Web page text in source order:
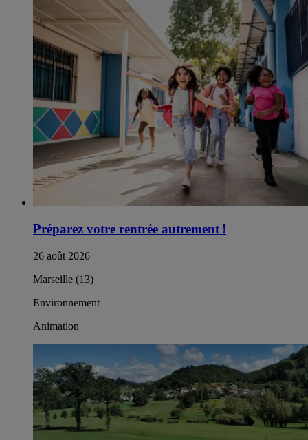
Préparez votre rentrée autrement !​
26 août 2026
Marseille (13)
Environnement
Animation